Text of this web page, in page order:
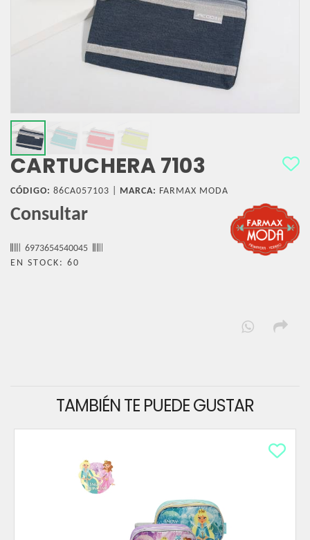
CARTUCHERA 7103
CÓDIGO: 86CA057103 | MARCA: FARMAX MODA
Consultar
6973654540045
EN STOCK: 60
TAMBIÉN TE PUEDE GUSTAR